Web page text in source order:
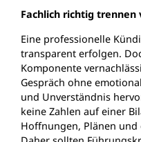
Fachlich richtig trennen
Eine professionelle
transparent erfolgen.
Komponente
Gespräch ohne
und Unverständnis
keine Zahlen auf einer
Hoffnungen, Plänen